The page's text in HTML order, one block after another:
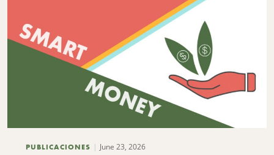
PUBLICACIONES June 23, 2026